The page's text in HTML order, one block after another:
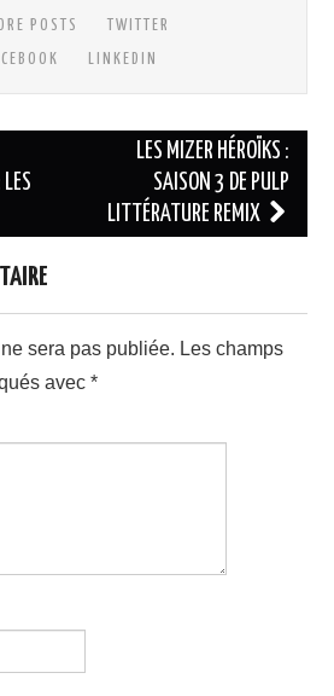
POSTS
TWITTER
LINKEDIN
LES MIZER HÉROÏKS :
SAISON 3 DE PULP
LITTÉRATURE REMIX
sera pas publiée. Les champs
avec*